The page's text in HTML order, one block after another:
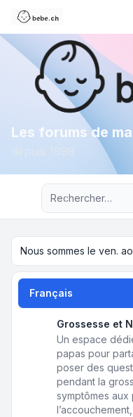
Les forums de
Recherche
Nous sommes le ven.
Français
Grossesse et
Un espace
papas pour
poser des
pendant la
symptômes